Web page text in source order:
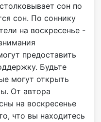
сон по
сон. По соннику
на воскресенье -
предоставить
Будьте
могут открыть
От автора
на воскресенье
что вы находитесь